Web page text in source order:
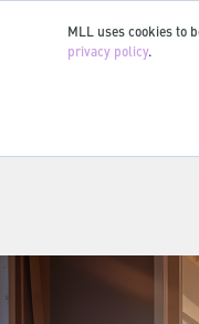
MLL uses cookies to
privacy policy.